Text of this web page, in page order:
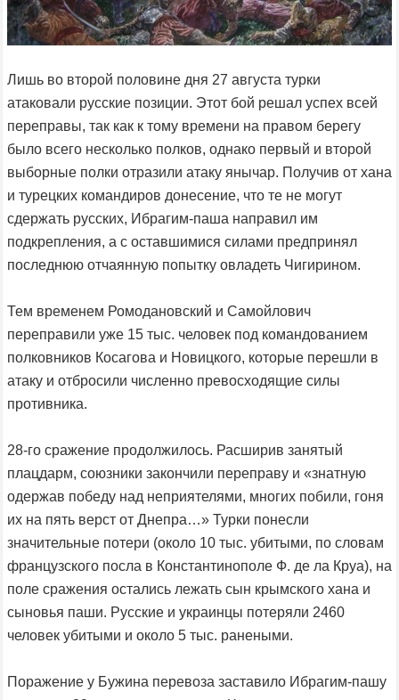
Лишь во второй половине дня 27 августа турки
атаковали русские позиции. Этот бой решал успех всей
переправы, так как к тому времени на правом берегу
было всего несколько полков, однако первый и второй
выборные полки отразили атаку янычар. Получив от хана
и турецких командиров донесение, что те не могут
сдержать русских, Ибрагим-паша направил им
подкрепления, а с оставшимися силами предпринял
последнюю отчаянную попытку овладеть Чигирином.
Тем временем Ромодановский и Самойлович
переправили уже 15 тыс. человек под командованием
полковников Косагова и Новицкого, которые перешли в
атаку и отбросили численно превосходящие силы
противника.
28-го сражение продолжилось. Расширив занятый
плацдарм, союзники закончили переправу и «знатную
одержав победу над неприятелями, многих побили, гоня
их на пять верст от Днепра…» Турки понесли
значительные потери (около 10 тыс. убитыми, по словам
французского посла в Константинополе Ф. де ла Круа), на
поле сражения остались лежать сын крымского хана и
сыновья паши. Русские и украинцы потеряли 2460
человек убитыми и около 5 тыс. ранеными.
Поражение у Бужина перевоза заставило Ибрагим-пашу